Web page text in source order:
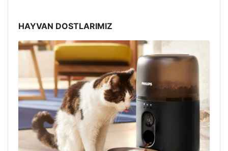
HAYVAN DOSTLARIMIZ